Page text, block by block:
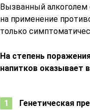
Вызванный алкоголем
на применение
только
На степень
напитков оказывает
Генетическая